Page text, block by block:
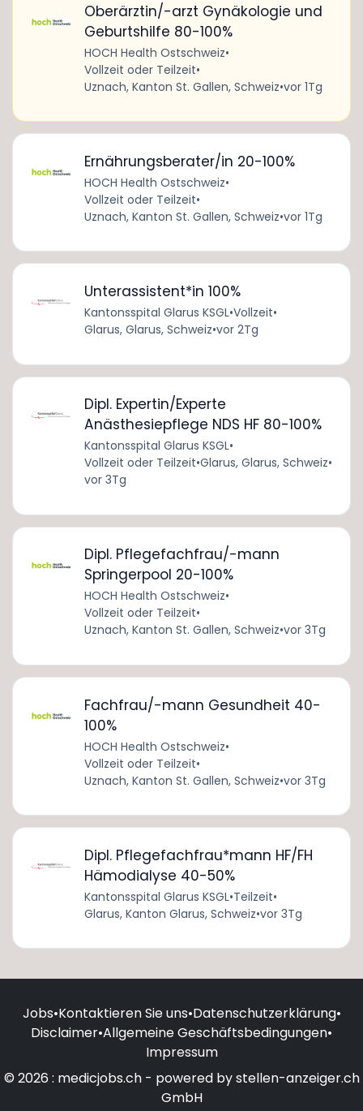
Oberärztin/-arzt Gynäkologie und
Geburtshilfe 80-100%
HOCH Health Ostschweiz•
Vollzeit oder Teilzeit•
Uznach, Kanton St. Gallen, Schweiz•vor 1Tg
Ernährungsberater/in 20-100%
HOCH Health Ostschweiz•
Vollzeit oder Teilzeit•
Uznach, Kanton St. Gallen, Schweiz•vor 1Tg
Unterassistent*in 100%
Kantonsspital Glarus KSGL•Vollzeit•
Glarus, Glarus, Schweiz•vor 2Tg
Dipl. Expertin/Experte
Anästhesiepflege NDS HF 80-100%
Kantonsspital Glarus KSGL•
Vollzeit oder Teilzeit•Glarus, Glarus, Schweiz•
vor 3Tg
Dipl. Pflegefachfrau/-mann
Springerpool 20-100%
HOCH Health Ostschweiz•
Vollzeit oder Teilzeit•
Uznach, Kanton St. Gallen, Schweiz•vor 3Tg
Fachfrau/-mann Gesundheit 40-
100%
HOCH Health Ostschweiz•
Vollzeit oder Teilzeit•
Uznach, Kanton St. Gallen, Schweiz•vor 3Tg
Dipl. Pflegefachfrau*mann HF/FH
Hämodialyse 40-50%
Kantonsspital Glarus KSGL•Teilzeit•
Glarus, Kanton Glarus, Schweiz•vor 3Tg
Jobs•Kontaktieren Sie uns•Datenschutzerklärung•
Disclaimer•Allgemeine Geschäftsbedingungen•
Impressum
© 2026 : medicjobs.ch - powered by stellen-anzeiger.ch
GmbH